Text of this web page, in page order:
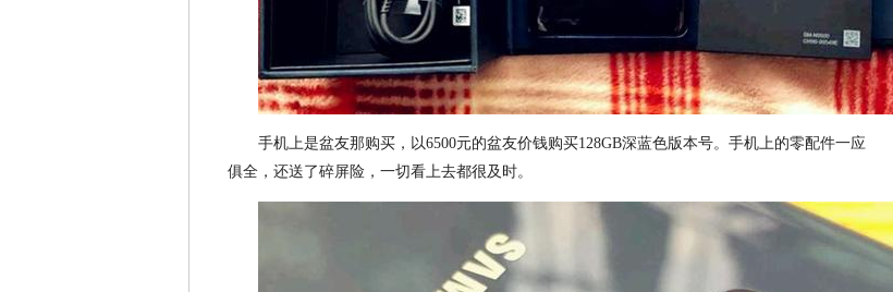
手机上是盆友那购买，以6500元的盆友价钱购买128GB深蓝色版本号。手机上的零配件一应
俱全，还送了碎屏险，一切看上去都很及时。